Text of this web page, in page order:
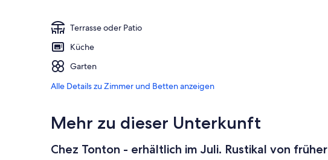
Terrasse oder Patio
Küche
Garten
Alle Details zu Zimmer und Betten anzeigen
Mehr zu dieser Unterkunft
Chez Tonton - erhältlich im Juli. Rustikal von früher